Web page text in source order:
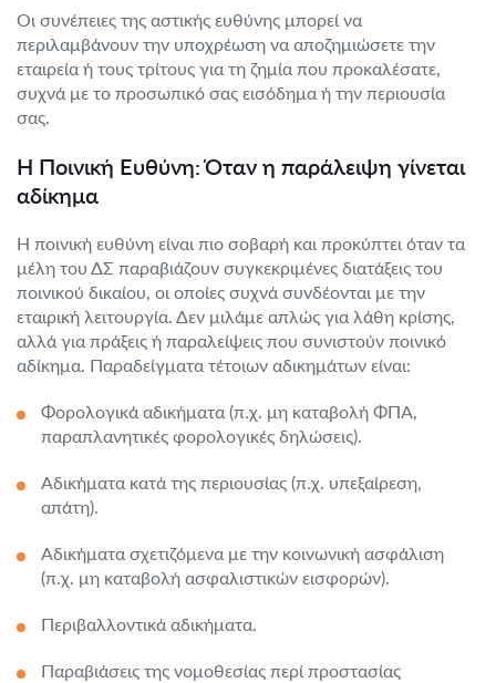
Οι συνέπειες της αστικής ευθύνης μπορεί να
περιλαμβάνουν την υποχρέωση να αποζημιώσετε την
εταιρεία ή τους τρίτους για τη ζημία που προκαλέσατε,
συχνά με το προσωπικό σας εισόδημα ή την περιουσία
σας.
Η Ποινική Ευθύνη: Όταν η παράλειψη γίνεται
αδίκημα
Η ποινική ευθύνη είναι πιο σοβαρή και προκύπτει όταν τα
μέλη του ΔΣ παραβιάζουν συγκεκριμένες διατάξεις του
ποινικού δικαίου, οι οποίες συχνά συνδέονται με την
εταιρική λειτουργία. Δεν μιλάμε απλώς για λάθη κρίσης,
αλλά για πράξεις ή παραλείψεις που συνιστούν ποινικό
αδίκημα. Παραδείγματα τέτοιων αδικημάτων είναι:
Φορολογικά αδικήματα (π.χ. μη καταβολή ΦΠΑ,
παραπλανητικές φορολογικές δηλώσεις).
Αδικήματα κατά της περιουσίας (π.χ. υπεξαίρεση,
απάτη).
Αδικήματα σχετιζόμενα με την κοινωνική ασφάλιση
(π.χ. μη καταβολή ασφαλιστικών εισφορών).
Περιβαλλοντικά αδικήματα.
Παραβιάσεις της νομοθεσίας περί προστασίας